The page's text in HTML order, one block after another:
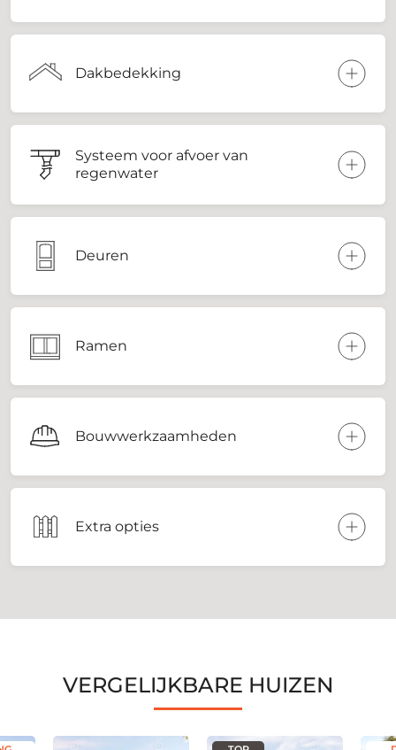
Dakbedekking
Systeem voor afvoer van
regenwater
Deuren
Ramen
Bouwwerkzaamheden
Extra opties
VERGELIJKBARE HUIZEN